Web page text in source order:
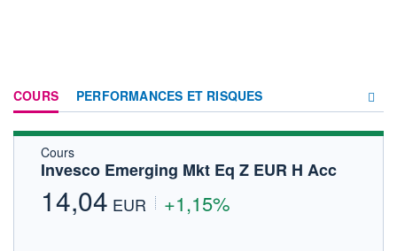
COURS PERFORMANCES ET RISQUES
Cours
Invesco Emerging Mkt Eq Z EUR H Acc
14,04 EUR +1,15%